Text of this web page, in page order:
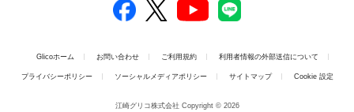
Glicoホーム お問い合わせ ご利用規約 利用者情報の外部送信について
プライバシーポリシー ソーシャルメディアポリシー サイトマップ Cookie 設定
江崎グリコ株式会社 Copyright © 2026